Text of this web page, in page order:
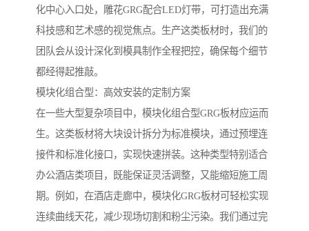
化中心入口处，雕花GRG配合LED灯带，可打造出充满
科技感和艺术感的视觉焦点。生产这类板材时，我们的
团队会从设计深化到模具制作全程把控，确保每个细节
都经得起推敲。
模块化组合型：高效安装的定制方案
在一些大型复杂项目中，模块化组合型GRG板材应运而
生。这类板材将大块设计拆分为标准模块，通过预埋连
接件和标准化接口，实现快速拼装。这种类型特别适合
办公酒店类项目，既能保证灵活调整，又能缩短施工周
期。例如，在酒店走廊中，模块化GRG板材可轻松实现
连续曲线天花，减少现场切割和粉尘污染。我们通过完